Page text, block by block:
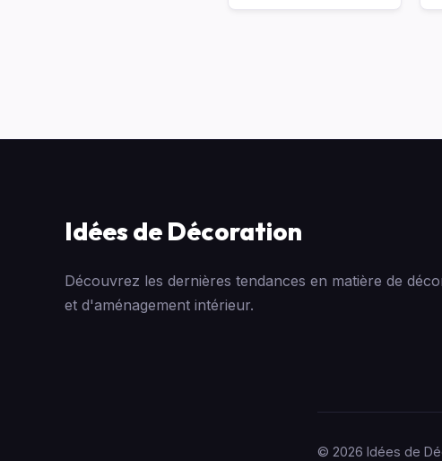
Idées de Décoration
Découvrez les dernières tendances en matière de
et d'aménagement intérieur.
© 2026 Idées de